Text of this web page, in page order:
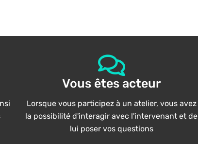
Vous êtes acteur
Lorsque vous participez à un atelier, vous avez
la possibilité d'interagir avec l'intervenant et de
lui poser vos questions